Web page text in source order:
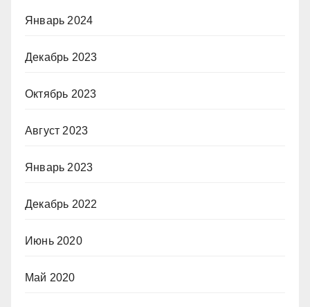
Январь 2024
Декабрь 2023
Октябрь 2023
Август 2023
Январь 2023
Декабрь 2022
Июнь 2020
Май 2020